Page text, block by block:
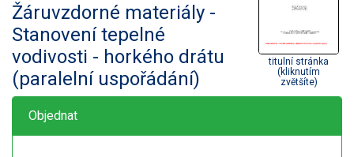
Žáruvzdorné materiály -
Stanovení tepelné
vodivosti - horkého drátu
(paralelní uspořádání)
titulní stránka
(kliknutím
zvětšíte)
Objednat